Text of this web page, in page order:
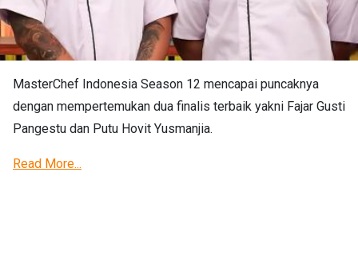
MasterChef Indonesia Season 12 mencapai puncaknya
dengan mempertemukan dua finalis terbaik yakni Fajar Gusti
Pangestu dan Putu Hovit Yusmanjia.
Read More...